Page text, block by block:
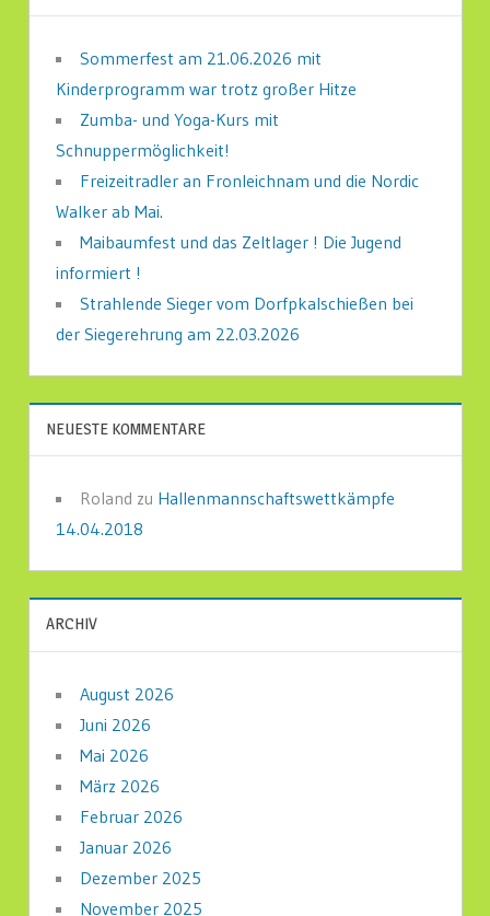
Sommerfest am 21.06.2026 mit
Kinderprogramm war trotz großer Hitze
Zumba- und Yoga-Kurs mit
Schnuppermöglichkeit!
Freizeitradler an Fronleichnam und die Nordic
Walker ab Mai.
Maibaumfest und das Zeltlager ! Die Jugend
informiert !
Strahlende Sieger vom Dorfpkalschießen bei
der Siegerehrung am 22.03.2026
NEUESTE KOMMENTARE
Roland zu Hallenmannschaftswettkämpfe
14.04.2018
ARCHIV
August 2026
Juni 2026
Mai 2026
März 2026
Februar 2026
Januar 2026
Dezember 2025
November 2025